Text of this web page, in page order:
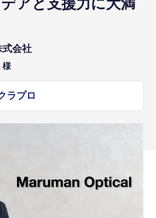
アと支援力に大満
式会社
様
ラプロ